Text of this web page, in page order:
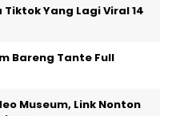
Tiktok Yang Lagi Viral 14
Bareng Tante Full
Museum, Link Nonton